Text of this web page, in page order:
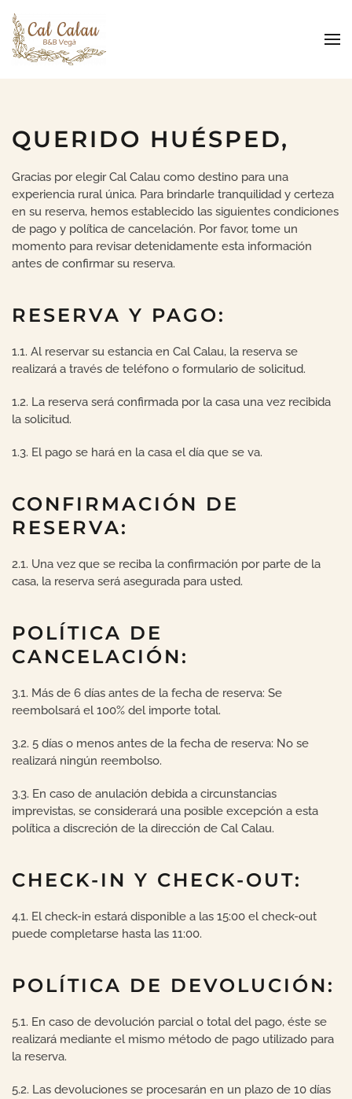
Skip to main content
QUERIDO HUÉSPED,
Gracias por elegir Cal Calau como destino para una
experiencia rural única. Para brindarle tranquilidad y certeza
en su reserva, hemos establecido las siguientes condiciones
de pago y política de cancelación. Por favor, tome un
momento para revisar detenidamente esta información
antes de confirmar su reserva.
RESERVA Y PAGO:
1.1. Al reservar su estancia en Cal Calau, la reserva se
realizará a través de teléfono o formulario de solicitud.
1.2. La reserva será confirmada por la casa una vez recibida
la solicitud.
1.3. El pago se hará en la casa el día que se va.
CONFIRMACIÓN DE
RESERVA:
2.1. Una vez que se reciba la confirmación por parte de la
casa, la reserva será asegurada para usted.
POLÍTICA DE
CANCELACIÓN:
3.1. Más de 6 días antes de la fecha de reserva: Se
reembolsará el 100% del importe total.
3.2. 5 días o menos antes de la fecha de reserva: No se
realizará ningún reembolso.
3.3. En caso de anulación debida a circunstancias
imprevistas, se considerará una posible excepción a esta
política a discreción de la dirección de Cal Calau.
CHECK-IN Y CHECK-OUT:
4.1. El check-in estará disponible a las 15:00 el check-out
puede completarse hasta las 11:00.
POLÍTICA DE DEVOLUCIÓN:
5.1. En caso de devolución parcial o total del pago, éste se
realizará mediante el mismo método de pago utilizado para
la reserva.
5.2. Las devoluciones se procesarán en un plazo de 10 días